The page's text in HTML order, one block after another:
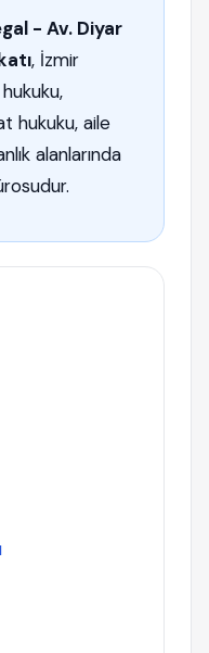
- Av. Diyar
, İzmir
hukuku, aile
alanlarında